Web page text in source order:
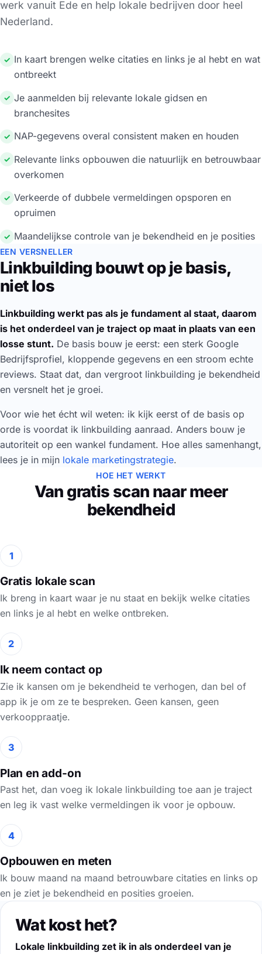
werk vanuit Ede en help lokale bedrijven door heel
Nederland.
✓ In kaart brengen welke citaties en links je al hebt en wat
ontbreekt
✓ Je aanmelden bij relevante lokale gidsen en
branchesites
✓ NAP-gegevens overal consistent maken en houden
✓ Relevante links opbouwen die natuurlijk en betrouwbaar
overkomen
✓ Verkeerde of dubbele vermeldingen opsporen en
opruimen
✓ Maandelijkse controle van je bekendheid en je posities
EEN VERSNELLER
Linkbuilding bouwt op je basis,
niet los
Linkbuilding werkt pas als je fundament al staat, daarom
is het onderdeel van je traject op maat in plaats van een
losse stunt. De basis bouw je eerst: een sterk Google
Bedrijfsprofiel, kloppende gegevens en een stroom echte
reviews. Staat dat, dan vergroot linkbuilding je bekendheid
en versnelt het je groei.
Voor wie het écht wil weten: ik kijk eerst of de basis op
orde is voordat ik linkbuilding aanraad. Anders bouw je
autoriteit op een wankel fundament. Hoe alles samenhangt,
lees je in mijn lokale marketingstrategie.
HOE HET WERKT
Van gratis scan naar meer
bekendheid
1
Gratis lokale scan
Ik breng in kaart waar je nu staat en bekijk welke citaties
en links je al hebt en welke ontbreken.
2
Ik neem contact op
Zie ik kansen om je bekendheid te verhogen, dan bel of
app ik je om ze te bespreken. Geen kansen, geen
verkooppraatje.
3
Plan en add-on
Past het, dan voeg ik lokale linkbuilding toe aan je traject
en leg ik vast welke vermeldingen ik voor je opbouw.
4
Opbouwen en meten
Ik bouw maand na maand betrouwbare citaties en links op
en je ziet je bekendheid en posities groeien.
Wat kost het?
Lokale linkbuilding zet ik in als onderdeel van je